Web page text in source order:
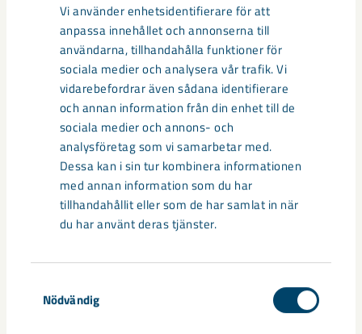
Vi använder enhetsidentifierare för att
anpassa innehållet och annonserna till
användarna, tillhandahålla funktioner för
sociala medier och analysera vår trafik. Vi
vidarebefordrar även sådana identifierare
och annan information från din enhet till de
sociala medier och annons- och
analysföretag som vi samarbetar med.
Dessa kan i sin tur kombinera informationen
med annan information som du har
tillhandahållit eller som de har samlat in när
du har använt deras tjänster.
Nödvändig
Sibirien-området i gamla Kiruna
centrum avvecklas under 2026
Under sommaren 2026 fortsätter avveckling av fastigheter i
gamla Kiruna centrum på grund av den pågående gruvdriften
– bland annat ...